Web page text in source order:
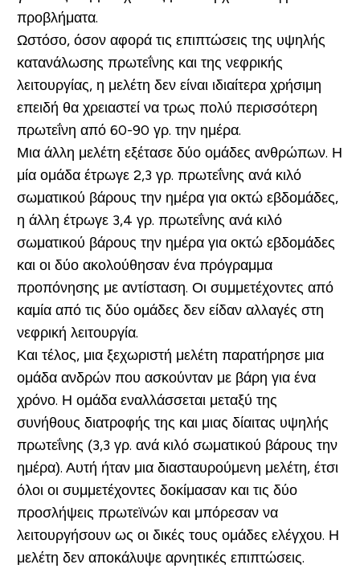
προβλήματα.
Ωστόσο, όσον αφορά τις επιπτώσεις της υψηλής
κατανάλωσης πρωτεΐνης και της νεφρικής
λειτουργίας, η μελέτη δεν είναι ιδιαίτερα χρήσιμη
επειδή θα χρειαστεί να τρως πολύ περισσότερη
πρωτεΐνη από 60-90 γρ. την ημέρα.
Μια άλλη μελέτη εξέτασε δύο ομάδες ανθρώπων. Η
μία ομάδα έτρωγε 2,3 γρ. πρωτεΐνης ανά κιλό
σωματικού βάρους την ημέρα για οκτώ εβδομάδες,
η άλλη έτρωγε 3,4 γρ. πρωτεΐνης ανά κιλό
σωματικού βάρους την ημέρα για οκτώ εβδομάδες
και οι δύο ακολούθησαν ένα πρόγραμμα
προπόνησης με αντίσταση. Οι συμμετέχοντες από
καμία από τις δύο ομάδες δεν είδαν αλλαγές στη
νεφρική λειτουργία.
Και τέλος, μια ξεχωριστή μελέτη παρατήρησε μια
ομάδα ανδρών που ασκούνταν με βάρη για ένα
χρόνο. Η ομάδα εναλλάσσεται μεταξύ της
συνήθους διατροφής της και μιας δίαιτας υψηλής
πρωτεΐνης (3,3 γρ. ανά κιλό σωματικού βάρους την
ημέρα). Αυτή ήταν μια διασταυρούμενη μελέτη, έτσι
όλοι οι συμμετέχοντες δοκίμασαν και τις δύο
προσλήψεις πρωτεϊνών και μπόρεσαν να
λειτουργήσουν ως οι δικές τους ομάδες ελέγχου. Η
μελέτη δεν αποκάλυψε αρνητικές επιπτώσεις.